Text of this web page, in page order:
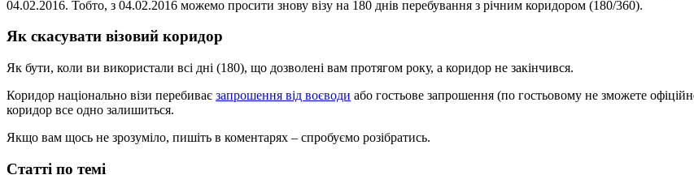
04.02.2016. Тобто, з 04.02.2016 можемо просити знову візу на 180 днів перебування з річним коридором (180/360).
Як скасувати візовий коридор
Як бути, коли ви використали всі дні (180), що дозволені вам протягом року, а коридор не закінчився.
Коридор національно візи перебиває запрошення від воєводи або гостьове запрошення (по гостьовому не зможете
коридор все одно залишиться.
Якщо вам щось не зрозуміло, пишіть в коментарях – спробуємо розібратись.
Статті по темі